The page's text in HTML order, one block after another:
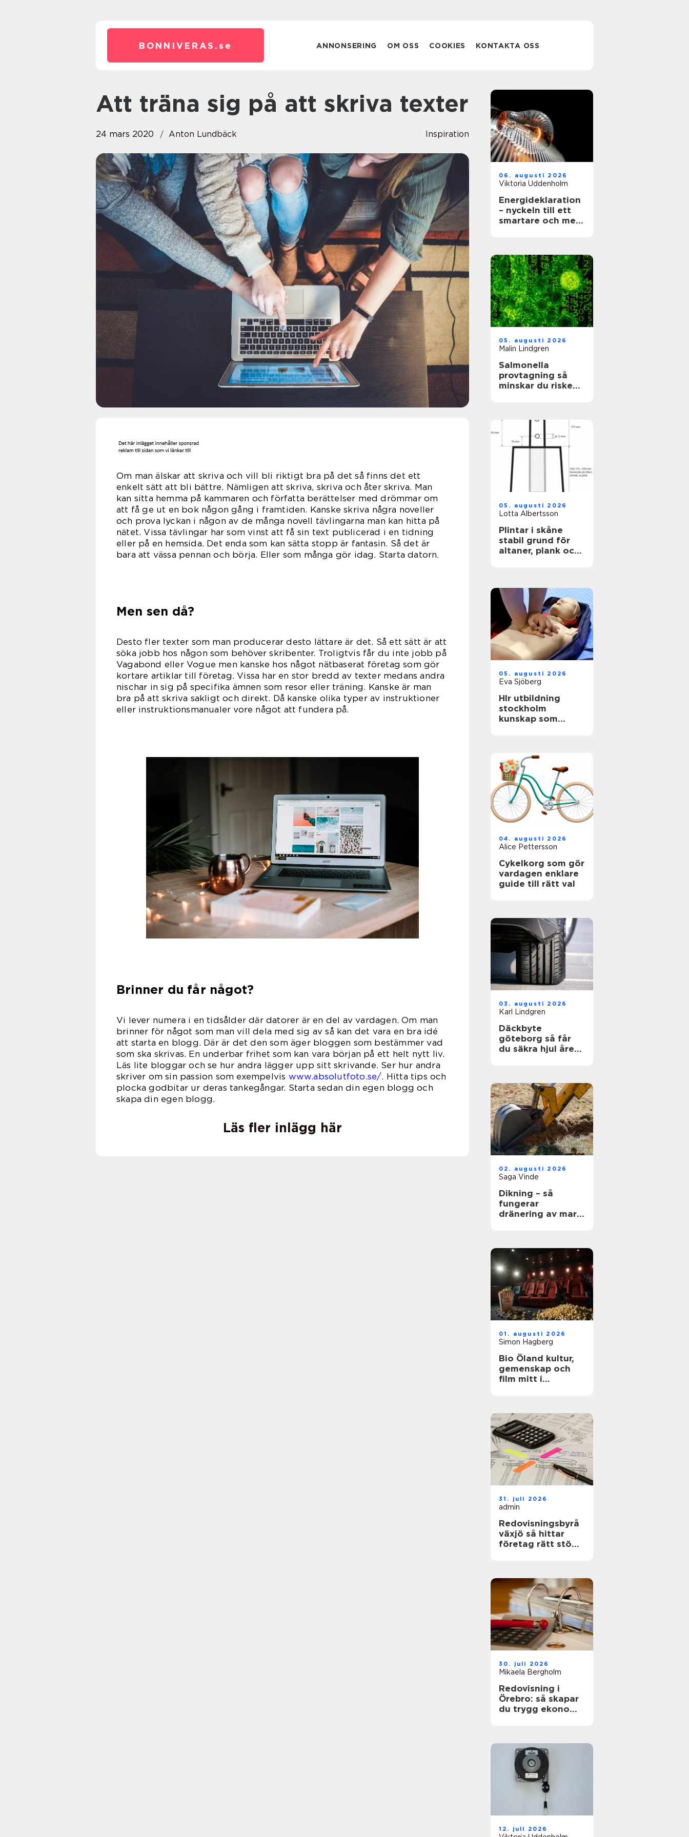
BONNIVERAS. se ANNONSERING OM OSS COOKIES KONTAKTA OSS
Att träna sig på att skriva texter
24 mars 2020 Anton Lundbäck Inspiration
Om man älskar att skriva och vill bli riktigt bra på det så finns det ett
enkelt sätt att bli bättre. Nämligen att skriva, skriva och åter skriva. Man
kan sitta hemma på kammaren och författa berättelser med drömmar om
att få ge ut en bok någon gång i framtiden. Kanske skriva några noveller
och prova lyckan i någon av de många novell tävlingarna man kan hitta på
nätet. Vissa tävlingar har som vinst att få sin text publicerad i en tidning
eller på en hemsida. Det enda som kan sätta stopp är fantasin. Så det är
bara att vässa pennan och börja. Eller som många gör idag. Starta datorn.
Men sen då?
Desto fler texter som man producerar desto lättare är det. Så ett sätt är att
söka jobb hos någon som behöver skribenter. Troligtvis får du inte jobb på
Vagabond eller Vogue men kanske hos något nätbaserat företag som gör
kortare artiklar till företag. Vissa har en stor bredd av texter medans andra
nischar in sig på specifika ämnen som resor eller träning. Kanske är man
bra på att skriva sakligt och direkt. Då kanske olika typer av instruktioner
eller instruktionsmanualer vore något att fundera på.
Brinner du får något?
Vi lever numera i en tidsålder där datorer är en del av vardagen. Om man
brinner för något som man vill dela med sig av så kan det vara en bra idé
att starta en blogg. Där är det den som äger bloggen som bestämmer vad
som ska skrivas. En underbar frihet som kan vara början på ett helt nytt liv.
Läs lite bloggar och se hur andra lägger upp sitt skrivande. Ser hur andra
skriver om sin passion som exempelvis www.absolutfoto.se/. Hitta tips och
plocka godbitar ur deras tankegångar. Starta sedan din egen blogg och
skapa din egen blogg.
Läs fler inlägg här
06. augusti 2026
Viktoria Uddenholm
Energideklaration
– nyckeln till ett
smartare och mer
05. augusti 2026
Malin Lindgren
Salmonella
provtagning så
minskar du risken
05. augusti 2026
Lotta Albertsson
Plintar i skåne
stabil grund för
altaner, plank och
05. augusti 2026
Eva Sjöberg
Hlr utbildning
stockholm
kunskap som
04. augusti 2026
Alice Pettersson
Cykelkorg som gör
vardagen enklare
guide till rätt val
03. augusti 2026
Karl Lindgren
Däckbyte
göteborg så får
du säkra hjul året
02. augusti 2026
Saga Vinde
Dikning – så
fungerar
dränering av mark
01. augusti 2026
Simon Hagberg
Bio Öland kultur,
gemenskap och
film mitt i
31. juli 2026
admin
Redovisningsbyrå
växjö så hittar
företag rätt stöd i
30. juli 2026
Mikaela Bergholm
Redovisning i
Örebro: så skapar
du trygg ekonomi
12. juli 2026